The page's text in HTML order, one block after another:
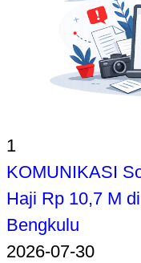
1
KOMUNIKASI
Haji Rp 10,7 M
Bengkulu
2026-07-30